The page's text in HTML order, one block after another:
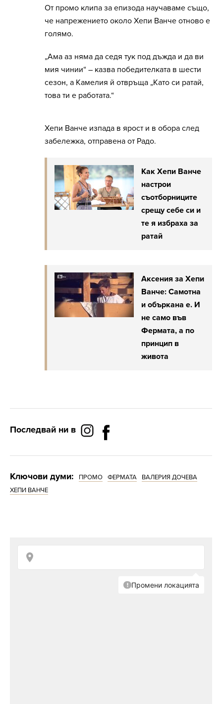
От промо клипа за епизода научаваме също,
че напрежението около Хепи Ванче отново е
голямо.
„Ама аз няма да седя тук под дъжда и да ви
мия чинии“ – казва победителката в шести
сезон, а Камелия й отвръща „Като си ратай,
това ти е работата.“
Хепи Ванче изпада в ярост и в обора след
забележка, отправена от Радо.
Как Хепи Ванче
настрои
съотборниците
срещу себе си и
те я избраха за
ратай
Аксения за Хепи
Ванче: Самотна
и объркана е. И
не само във
Фермата, а по
принцип в
живота
Последвай ни в
Ключови думи: ПРОМО ФЕРМАТА
ВАЛЕРИЯ ДОЧЕВА
ХЕПИ ВАНЧЕ